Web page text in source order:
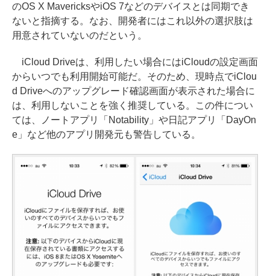
のOS X MavericksやiOS 7などのデバイスとは同期でき
ないと指摘する。なお、開発者にはこれ以外の選択肢は
用意されていないのだという。
iCloud Driveは、利用したい場合にはiCloudの設定画面
からいつでも利用開始可能だ。そのため、現時点でiClou
d Driveへのアップグレード確認画面が表示された場合に
は、利用しないことを強く推奨している。この件につい
ては、ノートアプリ「Notability」や日記アプリ「DayOn
e」など他のアプリ開発元も警告している。